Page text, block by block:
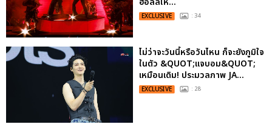
EXCLUSIVE : 34
ไม่ว่าจะวันนี้หรือวันไหน ก็จะยังภูมิใจ
ในตัว &QUOT;แจบอม&QUOT;
เหมือนเดิม! ประมวลภาพ JA...
EXCLUSIVE : 28